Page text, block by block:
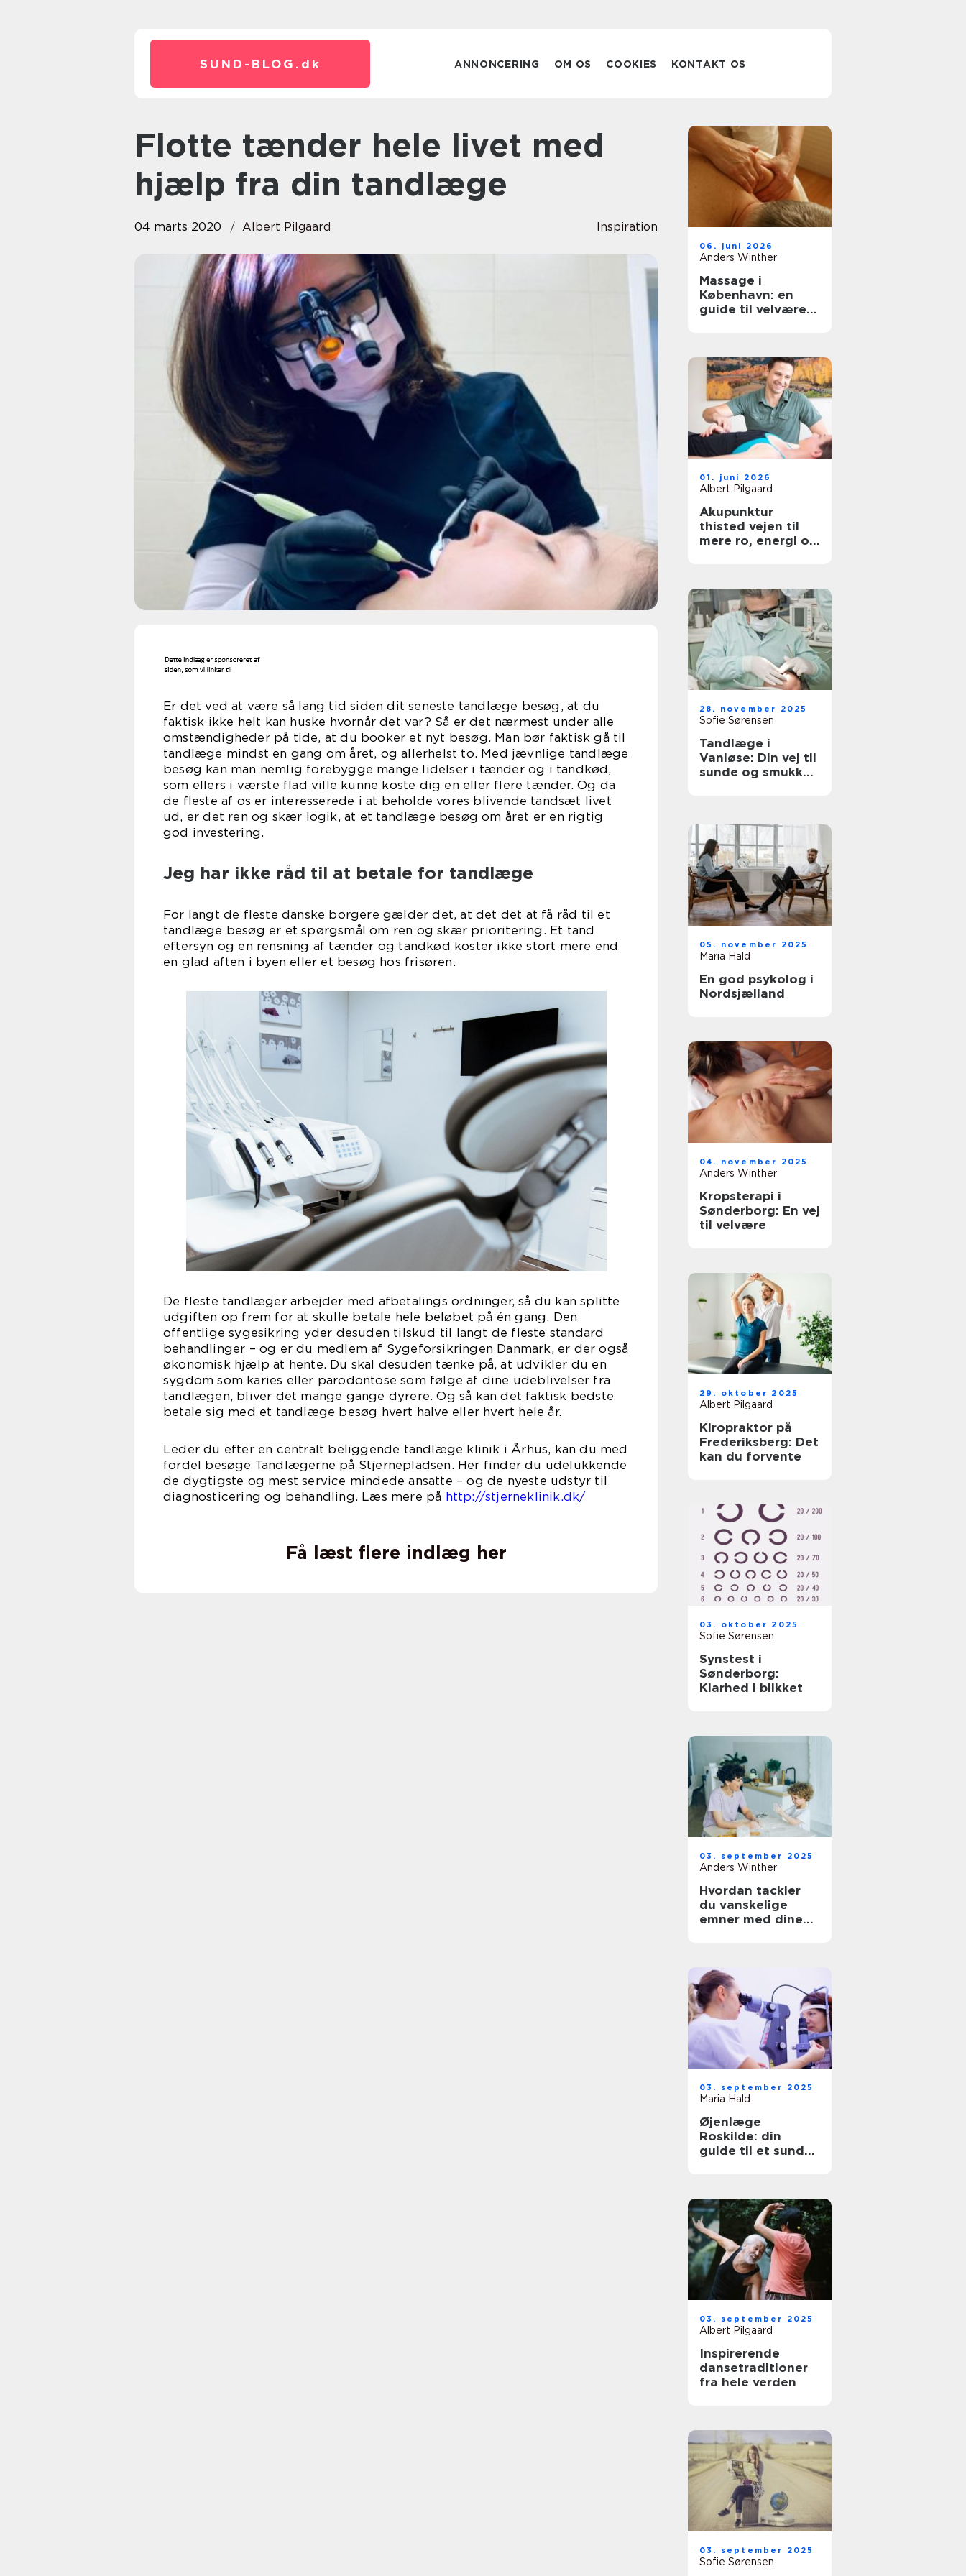
SUND-BLOG. dk ANNONCERING OM OS COOKIES KONTAKT OS
Flotte tænder hele livet med
hjælp fra din tandlæge
04 marts 2020 Albert Pilgaard Inspiration
Er det ved at være så lang tid siden dit seneste tandlæge besøg, at du
faktisk ikke helt kan huske hvornår det var? Så er det nærmest under alle
omstændigheder på tide, at du booker et nyt besøg. Man bør faktisk gå til
tandlæge mindst en gang om året, og allerhelst to. Med jævnlige tandlæge
besøg kan man nemlig forebygge mange lidelser i tænder og i tandkød,
som ellers i værste flad ville kunne koste dig en eller flere tænder. Og da
de fleste af os er interesserede i at beholde vores blivende tandsæt livet
ud, er det ren og skær logik, at et tandlæge besøg om året er en rigtig
god investering.
Jeg har ikke råd til at betale for tandlæge
For langt de fleste danske borgere gælder det, at det det at få råd til et
tandlæge besøg er et spørgsmål om ren og skær prioritering. Et tand
eftersyn og en rensning af tænder og tandkød koster ikke stort mere end
en glad aften i byen eller et besøg hos frisøren.
De fleste tandlæger arbejder med afbetalings ordninger, så du kan splitte
udgiften op frem for at skulle betale hele beløbet på én gang. Den
offentlige sygesikring yder desuden tilskud til langt de fleste standard
behandlinger – og er du medlem af Sygeforsikringen Danmark, er der også
økonomisk hjælp at hente. Du skal desuden tænke på, at udvikler du en
sygdom som karies eller parodontose som følge af dine udeblivelser fra
tandlægen, bliver det mange gange dyrere. Og så kan det faktisk bedste
betale sig med et tandlæge besøg hvert halve eller hvert hele år.
Leder du efter en centralt beliggende tandlæge klinik i Århus, kan du med
fordel besøge Tandlægerne på Stjernepladsen. Her finder du udelukkende
de dygtigste og mest service mindede ansatte – og de nyeste udstyr til
diagnosticering og behandling. Læs mere på http://stjerneklinik.dk/
Få læst flere indlæg her
06. juni 2026
Anders Winther
Massage i
København: en
guide til velvære i
01. juni 2026
Albert Pilgaard
Akupunktur
thisted vejen til
mere ro, energi og
28. november 2025
Sofie Sørensen
Tandlæge i
Vanløse: Din vej til
sunde og smukke
05. november 2025
Maria Hald
En god psykolog i
Nordsjælland
04. november 2025
Anders Winther
Kropsterapi i
Sønderborg: En vej
til velvære
29. oktober 2025
Albert Pilgaard
Kiropraktor på
Frederiksberg: Det
kan du forvente
03. oktober 2025
Sofie Sørensen
Synstest i
Sønderborg:
Klarhed i blikket
03. september 2025
Anders Winther
Hvordan tackler
du vanskelige
emner med dine
03. september 2025
Maria Hald
Øjenlæge
Roskilde: din
guide til et sundt
03. september 2025
Albert Pilgaard
Inspirerende
dansetraditioner
fra hele verden
03. september 2025
Sofie Sørensen